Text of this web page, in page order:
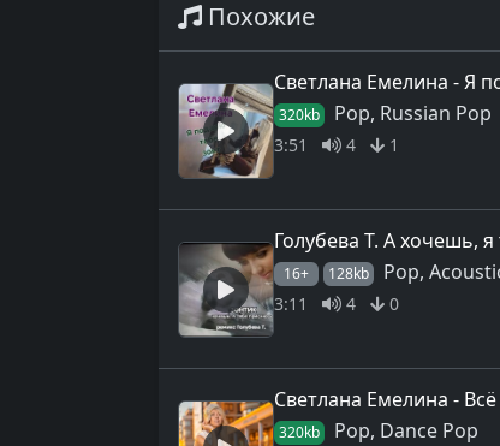
Похожие
Светлана Емелина - Я
320kb Pop, Russian Pop
3:51 4 1
Голубева Т. А хочешь,
16+ 128kb Pop,
3:11 4 0
Светлана Емелина -
320kb Pop, Dance Pop